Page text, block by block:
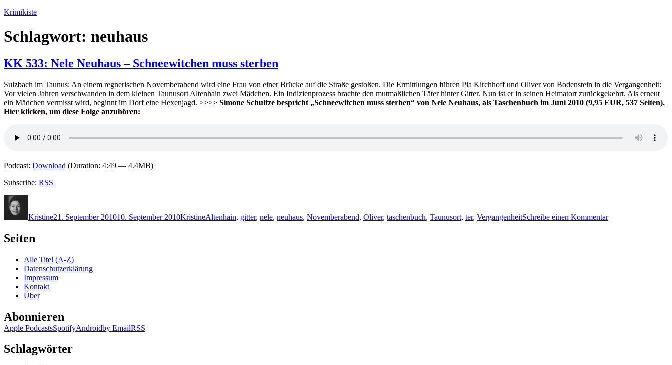
Zum
springen
Krimikiste
Schlagwort: neuhaus
KK 533: Nele Neuhaus – Schneewitchen muss sterben
Sulzbach im Taunus: An einem regnerischen Novemberabend wird eine Frau von einer Brücke auf die Straße gestoßen. Die Ermittlungen führen Pia Kirchhoff und Oliver von Bodenstein in die Vergangenheit:
Vor vielen Jahren verschwanden in dem kleinen Taunusort Altenhain zwei Mädchen. Ein Indizienprozess brachte den mutmaßlichen Täter hinter Gitter. Nun ist er in seinen Heimatort zurückgekehrt. Als erneut
ein Mädchen vermisst wird, beginnt im Dorf eine Hexenjagd. >>>> Simone Schultze bespricht „Schneewitchen muss sterben“ von Nele Neuhaus, als Taschenbuch im Juni 2010 (9,95 EUR, 537 Seiten).
Hier klicken, um diese Folge anzuhören:
Podcast: Download (Duration: 4:49 — 4.4MB)
Subscribe: RSS
Kristine21. September 201010. September 2010KristineAltenhain, gitter, nele, neuhaus, Novemberabend, Oliver, taschenbuch, Taunusort, ter, VergangenheitSchreibe einen Kommentar533:
Seiten
Alle Titel (A-Z)
Datenschutzerklärung
Impressum
Kontakt
Über
Abonnieren
Apple PodcastsSpotifyAndroidby EmailRSS
Schlagwörter